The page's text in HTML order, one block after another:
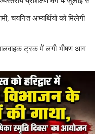
चयनित अभ्यर्थियों को मिलेगी
ट्रक में लगी भीषण आग